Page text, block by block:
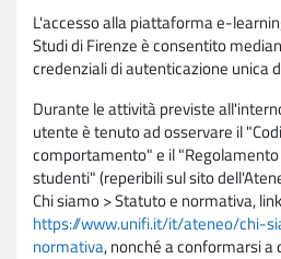
L'accesso alla piattaforma e-
Studi di Firenze è consentito
credenziali di autenticazione unica
Durante le attività previste
utente è tenuto ad osservare il
comportamento" e il
studenti" (reperibili sul sito
Chi siamo > Statuto e normativa, link
https://www.unifi.it/it/ateneo/chi-
normativa, nonché a conformarsi